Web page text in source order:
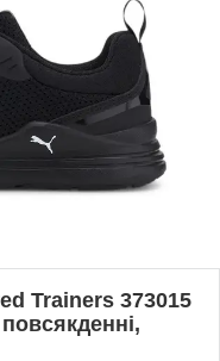
Trainers 373015